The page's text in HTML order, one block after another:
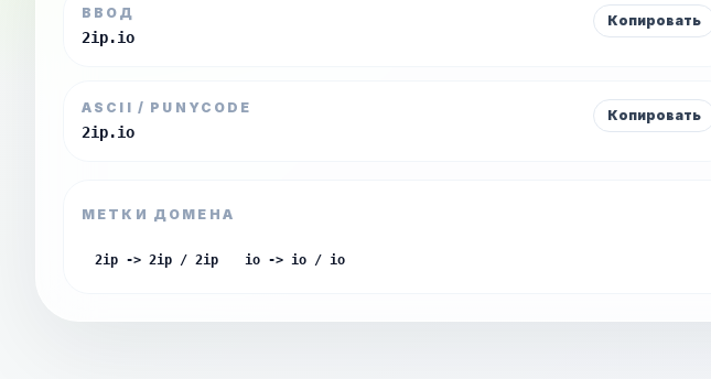
ВВОД
2ip.io
Копировать
ASCII / PUNYCODE
2ip.io
Копировать
МЕТКИ ДОМЕНА
2ip -> 2ip / 2ip io -> io / io